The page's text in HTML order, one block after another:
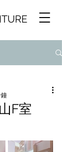
F室